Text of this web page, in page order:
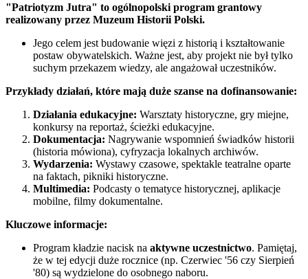
"Patriotyzm Jutra" to ogólnopolski program grantowy
realizowany przez Muzeum Historii Polski.
Jego celem jest budowanie więzi z historią i kształtowanie
postaw obywatelskich. Ważne jest, aby projekt nie był tylko
suchym przekazem wiedzy, ale angażował uczestników.
Przykłady działań, które mają duże szanse na dofinansowanie:
Działania edukacyjne: Warsztaty historyczne, gry miejne,
konkursy na reportaż, ścieżki edukacyjne.
Dokumentacja: Nagrywanie wspomnień świadków historii
(historia mówiona), cyfryzacja lokalnych archiwów.
Wydarzenia: Wystawy czasowe, spektakle teatralne oparte
na faktach, pikniki historyczne.
Multimedia: Podcasty o tematyce historycznej, aplikacje
mobilne, filmy dokumentalne.
Kluczowe informacje:
Program kładzie nacisk na aktywne uczestnictwo. Pamiętaj,
że w tej edycji duże rocznice (np. Czerwiec '56 czy Sierpień
'80) są wydzielone do osobnego naboru.